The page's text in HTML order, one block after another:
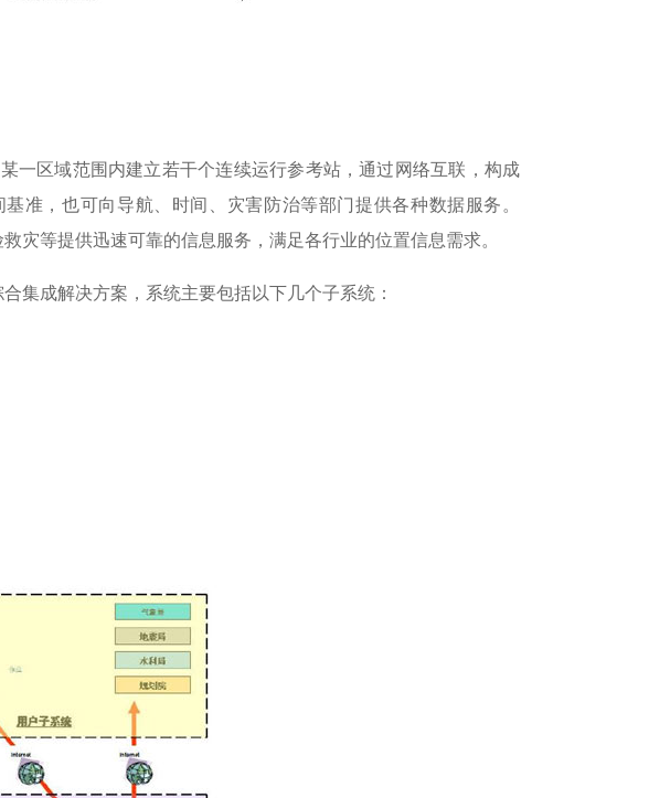
一区域范围内建立若干个连续运行参考站，通过网络互联，构成
准，也可向导航、时间、灾害防治等部门提供各种数据服务。
灾等提供迅速可靠的信息服务，满足各行业的位置信息需求。
集成解决方案，系统主要包括以下几个子系统：